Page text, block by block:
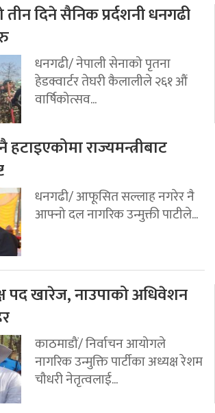
दिने सैनिक प्रर्दशनी धनगढी
धनगढी/ नेपाली सेनाको पृतना
हेडक्वार्टर तेघरी कैलालीले २६१ औं
वार्षिकोत्सव...
राज्यमन्त्रीबाट
धनगढी/ आफूसित सल्लाह नगरेर नै
आफ्नो दल नागरिक उन्मुक्ती पाटीले...
पद खारेज, नाउपाको अधिवेशन
काठमाडौं/ निर्वाचन आयोगले
नागरिक उन्मुक्ति पार्टीका अध्यक्ष रेशम
चौधरी नेतृत्वलाई...